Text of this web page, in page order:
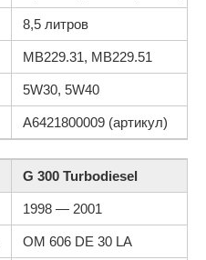
8,5 литров
MB229.31, MB229.51
5W30, 5W40
A6421800009 (артикул)
G 300 Turbodiesel
1998 — 2001
OM 606 DE 30 LA